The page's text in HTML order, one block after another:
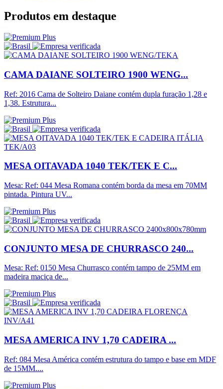
Produtos em destaque
CAMA DAIANE SOLTEIRO 1900 WENG...
Ref: 2016 Cama de Solteiro Daiane contém dupla furação 1,28 e
1,38. Estrutura...
MESA OITAVADA 1040 TEK/TEK E C...
Mesa: Ref: 044 Mesa Romana contém borda da mesa em 70MM
pintada. Pintura UV...
CONJUNTO MESA DE CHURRASCO 240...
Mesa: Ref: 0150 Mesa Churrasco contém tampo de 25MM em
madeira maciça de...
MESA AMERICA INV 1,70 CADEIRA ...
Ref: 084 Mesa América contém estrutura do tampo e base em MDF
de 15MM....